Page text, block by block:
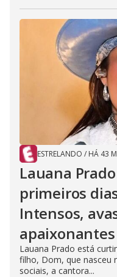
ESTRELANDO / HÁ 43
Lauana
primeiros
Intensos,
apaixonantes
Lauana Prado está
filho, Dom, que nasceu
sociais, a cantora...